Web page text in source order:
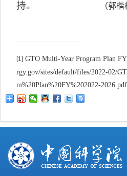
持。
（郭楷
[1] GTO Multi-Year Program Plan
rgy.gov/sites/default/files/2022-02/
m%20Plan%20FY%202022-2026.pdf